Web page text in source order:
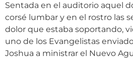
Sentada en el auditorio aquel
corsé lumbar y en el rostro las
dolor que estaba soportando,
uno de los Evangelistas
Joshua a ministrar el Nuevo